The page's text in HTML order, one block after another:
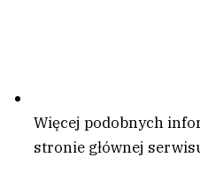
Więcej podobnych
stronie głównej